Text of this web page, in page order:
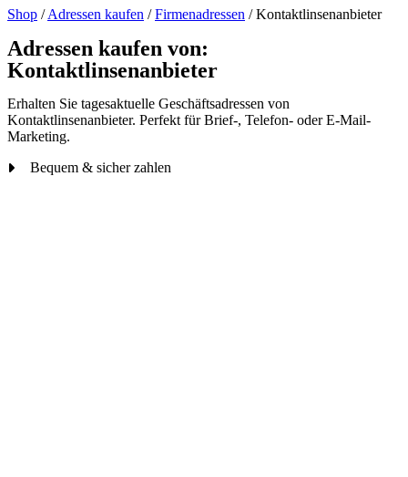
Shop /Adressen kaufen /Firmenadressen /Kontaktlinsenanbieter
Adressen kaufen von:
Kontaktlinsenanbieter
Erhalten Sie tagesaktuelle Geschäftsadressen von
Kontaktlinsenanbieter. Perfekt für Brief-, Telefon- oder E-Mail-
Marketing.
Bequem & sicher zahlen